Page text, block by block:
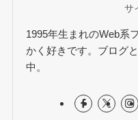
サ
1995年生まれのWeb系
かく好きです。ブログ
中。